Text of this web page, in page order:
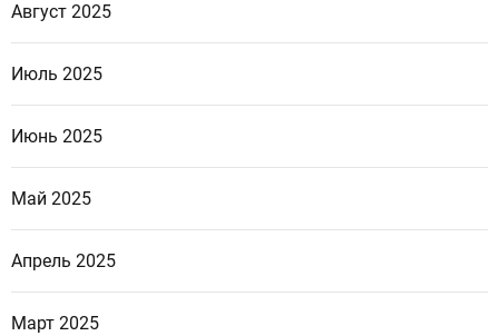
Август 2025
Июль 2025
Июнь 2025
Май 2025
Апрель 2025
Март 2025